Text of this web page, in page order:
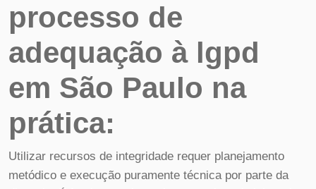
processo de
adequação à lgpd
em São Paulo na
prática:
Utilizar recursos de integridade requer planejamento
metódico e execução puramente técnica por parte da